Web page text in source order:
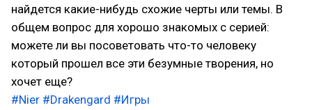
найдется какие-нибудь схожие черты или темы. В
общем вопрос для хорошо знакомых с серией:
можете ли вы посоветовать что-то человеку
который прошел все эти безумные творения, но
хочет еще?
#Nier #Drakengard #Игры